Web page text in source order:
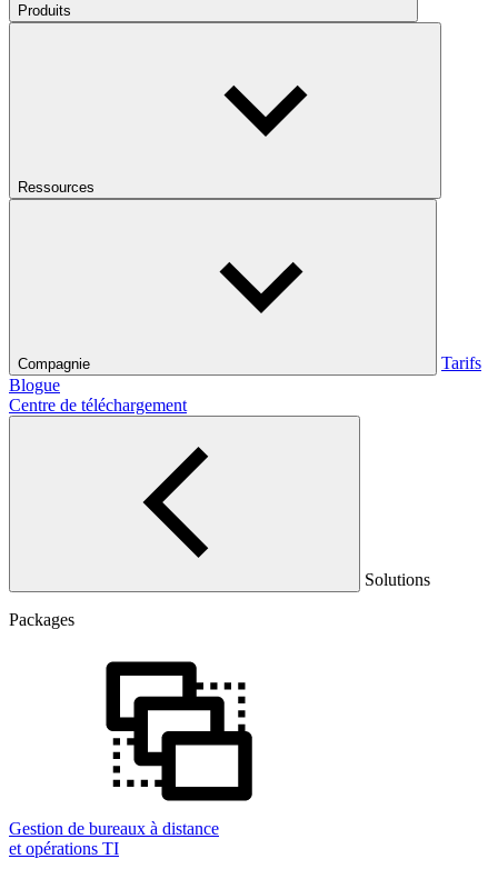
Produits
Ressources
Compagnie
Tarifs
Blogue
Centre de téléchargement
Solutions
Packages
Gestion de bureaux à distance
et opérations TI